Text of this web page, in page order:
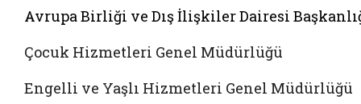
Avrupa Birliği ve Dış İlişkiler Dairesi
Çocuk Hizmetleri Genel Müdürlüğü
Engelli ve Yaşlı Hizmetleri Genel Müdürlüğü